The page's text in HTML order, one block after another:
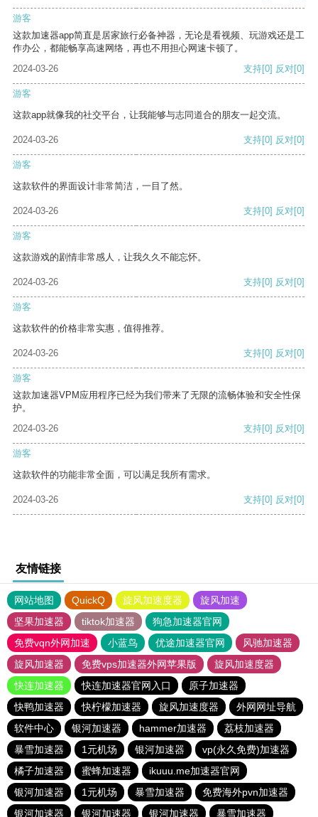
游客
这款加速器app简直是居家旅行必备神器，无论是看视频、玩游戏还是工
作办公，都能畅享高速网络，再也不用担心网速卡顿了。
2024-03-26
支持[0] 反对[0]
游客
这款app就像我的社交平台，让我能够与志同道合的朋友一起交流。
2024-03-26 支持[0] 反对[0]
游客
这款软件的界面设计非常简洁，一目了然。
2024-03-26 支持[0] 反对[0]
游客
这款游戏的剧情非常感人，让我久久不能忘怀。
2024-03-26 支持[0] 反对[0]
游客
这款软件的价格非常实惠，值得推荐。
2024-03-26 支持[0] 反对[0]
游客
这款加速器VPM应用程序已经为我们带来了无限的流畅体验和安全性保
护。
2024-03-26
支持[0] 反对[0]
游客
这款软件的功能非常全面，可以满足我所有需求。
2024-03-26 支持[0] 反对[0]
友情链接
网站地图 QuickQ 旋风加速度器
旋风加速
坚果加速器
tiktok加速器
狗急加速器官网
免费vqn外网加速
小蓝鸟 优途加速器官网
风驰加速器
旋风加速器
免费vps加速器外网苹果版
旋风加速度器
快连加速器
快连加速器官网入口
原子加速器
快鸭加速器
快柠檬加速器 旋风加速度器
外网网址导航
软件中心
银河加速器 hammer加速器
荔枝加速器
暴雪加速器
1元机场 银河加速器
vp(永久免费)加速器
橘子加速器
蜜蜂加速器
ikuuu.me加速器官网
银河加速器
1元机场 暴雪加速器
免费海外pvn加速器
银河加速器
银河加速器 银河加速器 暴雪加速器